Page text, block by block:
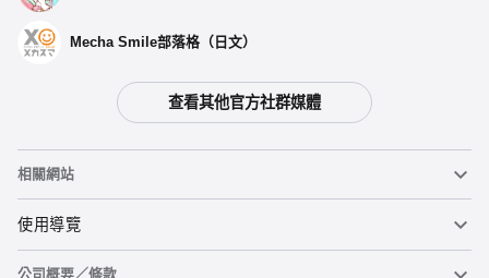
Mecha Smile部落格（日文）
查看其他官方社群媒體
相關網站
黏土人
使用導覽
公司概要／條款